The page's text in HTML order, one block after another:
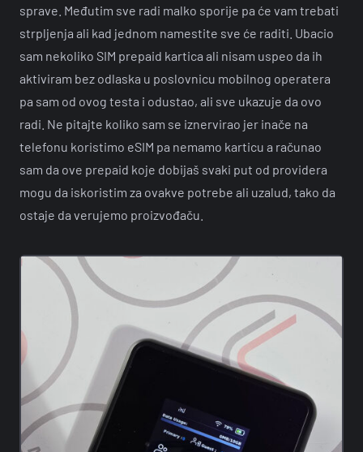
sprave. Međutim sve radi malko sporije pa će vam trebati
strpljenja ali kad jednom namestite sve će raditi. Ubacio
sam nekoliko SIM prepaid kartica ali nisam uspeo da ih
aktiviram bez odlaska u poslovnicu mobilnog operatera
pa sam od ovog testa i odustao, ali sve ukazuje da ovo
radi. Ne pitajte koliko sam se iznervirao jer inače na
telefonu koristimo eSIM pa nemamo karticu a računao
sam da ove prepaid koje dobijaš svaki put od providera
mogu da iskoristim za ovakve potrebe ali uzalud, tako da
ostaje da verujemo proizvođaču.